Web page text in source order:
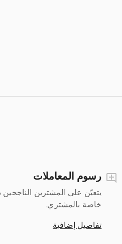
رسوم المعاملات
يتعيّن على المشترين
خاصة بالمشتري.
تفاصيل إضافية